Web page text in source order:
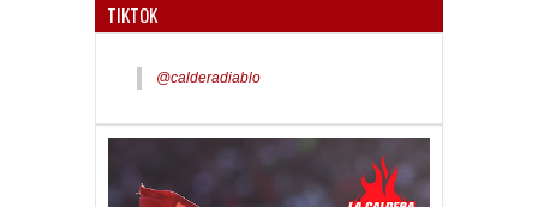
TIKTOK
@calderadiablo